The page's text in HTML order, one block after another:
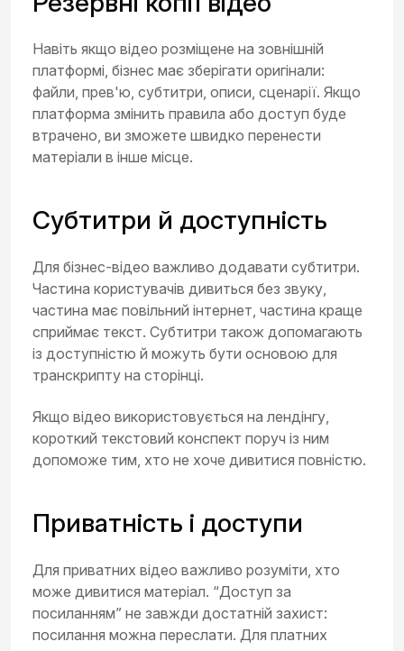
Навіть якщо відео розміщене на зовнішній
платформі, бізнес має зберігати оригінали:
файли, прев'ю, субтитри, описи, сценарії. Якщо
платформа змінить правила або доступ буде
втрачено, ви зможете швидко перенести
матеріали в інше місце.
Субтитри й доступність
Для бізнес-відео важливо додавати субтитри.
Частина користувачів дивиться без звуку,
частина має повільний інтернет, частина краще
сприймає текст. Субтитри також допомагають
із доступністю й можуть бути основою для
транскрипту на сторінці.
Якщо відео використовується на лендінгу,
короткий текстовий конспект поруч із ним
допоможе тим, хто не хоче дивитися повністю.
Приватність і доступи
Для приватних відео важливо розуміти, хто
може дивитися матеріал. “Доступ за
посиланням” не завжди достатній захист:
посилання можна переслати. Для платних